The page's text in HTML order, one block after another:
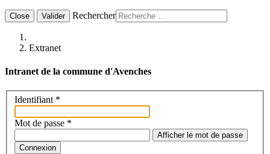
Close Valider Rechercher
Extranet
Intranet de la commune d'Avenches
Identifiant *
Mot de passe *
Afficher le mot de passe
Connexion